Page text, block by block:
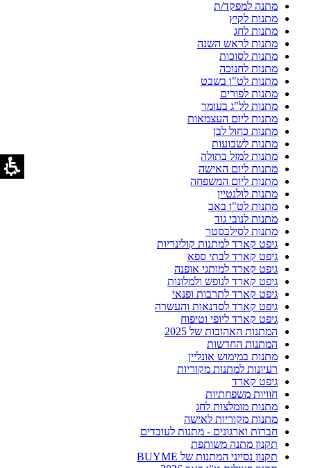
מתנה למפקד/ת
מתנות לקיץ
מתנות לחג
מתנות לראש השנה
מתנות לסוכות
מתנות לחנוכה
מתנות לט"ו בשבט
מתנות לפורים
מתנות לל"ג בעומר
מתנות ליום העצמאות
מתנות כחול לבן
מתנות לשבועות
מתנות למזל בתולה
מתנות ליום האישה
מתנות ליום המשפחה
מתנות לולנטיין
מתנות לט"ו באב
מתנות לנובי גוד
מתנות לסילבסטר
גיפט קארד למתנות קולינריות
גיפט קארד לבתי ספא
גיפט קארד למותגי אופנה
גיפט קארד לנופש ולמלונות
גיפט קארד לתרבות ופנאי
גיפט קארד לסדנאות והעשרה
גיפט קארד ליופי וטיפוח
המתנות האהובות של 2025
המתנות החדשות
מתנות במימוש אונליין
רעיונות למתנות מקוריות
גיפט קארד
חוויות משפחתיות
מתנות מומלצות לחג
מתנות מקוריות לאישה
חברות וארגונים - מתנות לעובדים
תקנון מתנה משותפת
תקנון נסייני המתנות של BUYME